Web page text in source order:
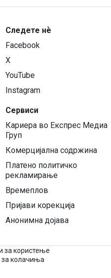
Следете нѐ
Facebook
X
YouTube
Instagram
Сервиси
Кариера во Експрес Медиа
Груп
Комерцијална содржина
Платено политичко
рекламирање
Времеплов
Пријави корекција
Анонимна дојава
за користење
за колачиња